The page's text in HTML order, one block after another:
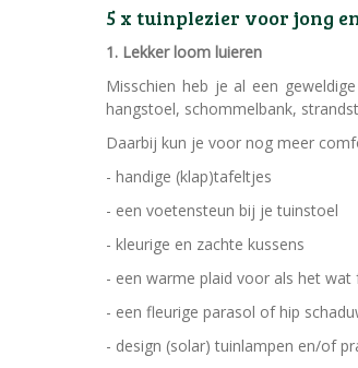
5 x tuinplezier voor jong
1. Lekker loom luieren
Misschien heb je al een
hangstoel, schommelbank,
Daarbij kun je voor nog meer
- handige (klap)tafeltjes
- een voetensteun bij je tuinstoel
- kleurige en zachte kussens
- een warme plaid voor als het
- een fleurige parasol of hip
- design (solar) tuinlampen en/of